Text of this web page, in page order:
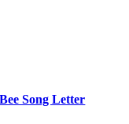
Bee Song Letter